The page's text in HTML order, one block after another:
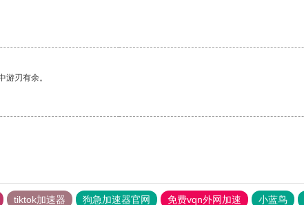
刃有余。
tiktok加速器 狗急加速器官网 免费vqn外网加速 小蓝鸟